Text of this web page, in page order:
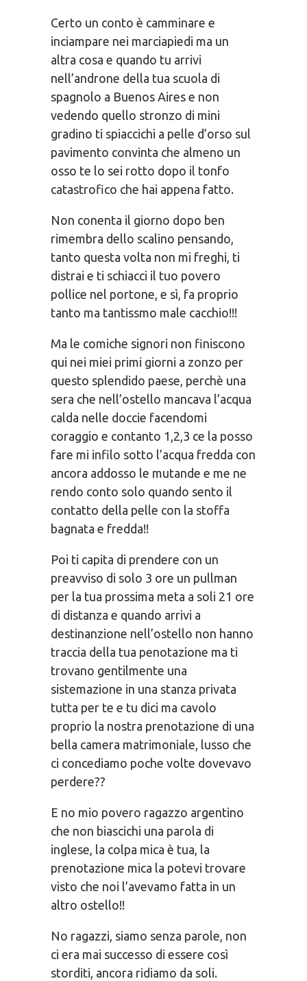
Certo un conto è camminare e
inciampare nei marciapiedi ma un
altra cosa e quando tu arrivi
nell’androne della tua scuola di
spagnolo a Buenos Aires e non
vedendo quello stronzo di mini
gradino ti spiaccichi a pelle d’orso sul
pavimento convinta che almeno un
osso te lo sei rotto dopo il tonfo
catastrofico che hai appena fatto.
Non conenta il giorno dopo ben
rimembra dello scalino pensando,
tanto questa volta non mi freghi, ti
distrai e ti schiacci il tuo povero
pollice nel portone, e sì, fa proprio
tanto ma tantissmo male cacchio!!!
Ma le comiche signori non finiscono
qui nei miei primi giorni a zonzo per
questo splendido paese, perchè una
sera che nell’ostello mancava l’acqua
calda nelle doccie facendomi
coraggio e contanto 1,2,3 ce la posso
fare mi infilo sotto l’acqua fredda con
ancora addosso le mutande e me ne
rendo conto solo quando sento il
contatto della pelle con la stoffa
bagnata e fredda!!
Poi ti capita di prendere con un
preavviso di solo 3 ore un pullman
per la tua prossima meta a soli 21 ore
di distanza e quando arrivi a
destinanzione nell’ostello non hanno
traccia della tua penotazione ma ti
trovano gentilmente una
sistemazione in una stanza privata
tutta per te e tu dici ma cavolo
proprio la nostra prenotazione di una
bella camera matrimoniale, lusso che
ci concediamo poche volte dovevavo
perdere??
E no mio povero ragazzo argentino
che non biascichi una parola di
inglese, la colpa mica è tua, la
prenotazione mica la potevi trovare
visto che noi l’avevamo fatta in un
altro ostello!!
No ragazzi, siamo senza parole, non
ci era mai successo di essere così
storditi, ancora ridiamo da soli.